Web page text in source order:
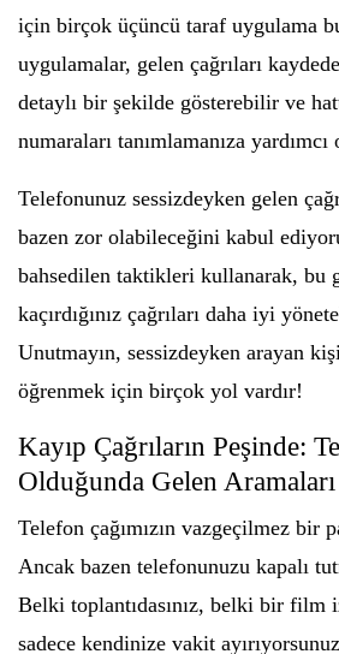
için birçok üçüncü taraf uygulama
uygulamalar, gelen çağrıları
detaylı bir şekilde gösterebilir ve
numaraları tanımlamanıza
Telefonunuz sessizdeyken gelen
bazen zor olabileceğini kabul
bahsedilen taktikleri kullanarak, bu
kaçırdığınız çağrıları daha iyi
Unutmayın, sessizdeyken arayan
öğrenmek için birçok yol vardır!
Kayıp Çağrıların Peşinde:
Olduğunda Gelen
Telefon çağımızın vazgeçilmez bir
Ancak bazen telefonunuzu kapalı
Belki toplantıdasınız, belki bir film
sadece kendinize vakit